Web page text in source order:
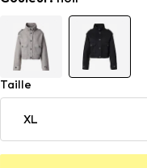
Taille
XL